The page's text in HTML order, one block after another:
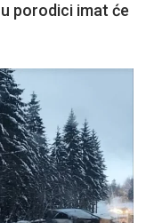
porodici imat će